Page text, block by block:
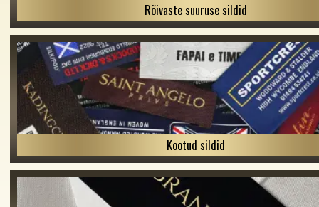
Rõivaste suuruse sildid
Kootud sildid